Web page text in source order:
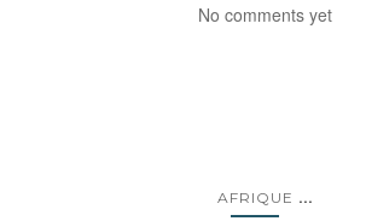
No comments yet
AFRIQUE ...